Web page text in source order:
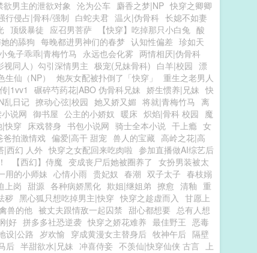
欲男主的泄欲对象 沦为公车 麝香之梦|NP 快穿之卿卿
行侵占|骨科/强制 白蛇夫君 温火|伪骨科 长媳不如妻
顶级暴徒 应召男菩萨 【快穿】吃掉那只小白兔 酸
的舔狗 每晚都进男神们的春梦 认知性偏差 珍如天
兔子乖乖|青梅竹马 永远也会化雾 两情相厌|伪骨科
视同人）勾引深情男主 极宠(兄妹骨科) 白羊|校园 漂
生仙（NP） 炮灰女配被扑倒了「快穿」
重生之老男人
|1vv1 碾碎芍药花|ABO 伪骨科兄妹 娇生惯养|兄妹 快
乱日记 撩动心弦|校园 她又娇又媚 将就|青梅竹马 离
说网 御书屋 公主的小娇奴 暖床 炽焰|骨科 校园 魔
|快穿 床戏替身 书包小说网 骑士全本小说 干上瘾 女
爸拍激情戏 偏爱|高干 甜宠 兽人的宝藏 高岭之花|高
|西幻 人外 快穿之女配回来吃肉啦 参加直播做AI综艺后
【西幻】侍魔 变成丧尸后她被圈养了 女扮男装被太
用的小师妹 心情小雨 贵妃奴 春潮 双子太子 春枝嫋
上岗 甜源 各种病娇黑化 欺姐|继姐弟 撩愈 清釉 重
秽 黑心狐只想吃掉男主|快穿 快穿之趁虚而入 甘愿上
兽的他 被丈夫跟情敌一起囚禁 甜心都想要 总有人想
好 拼多多社恐逆袭 快穿之娇花难养 最佳野王 恶毒
设|公路 岁欢愉 穿成黄漫女主替身后 牧神午后 隔壁
后 半甜欲水|兄妹 冲喜侍妾 不羡仙|快穿仙侠 古言
上